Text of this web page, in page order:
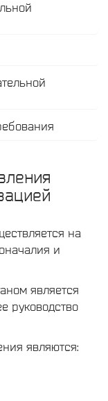
на
и
является
руководство
являются: